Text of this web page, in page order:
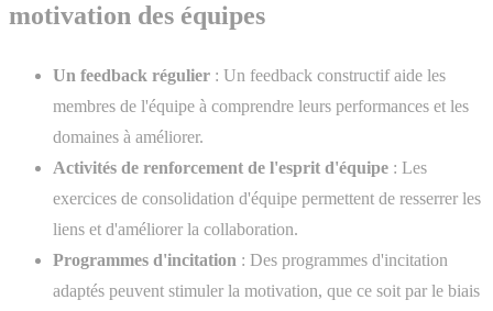
motivation des équipes
Un feedback régulier : Un feedback constructif aide les
membres de l'équipe à comprendre leurs performances et les
domaines à améliorer.
Activités de renforcement de l'esprit d'équipe : Les
exercices de consolidation d'équipe permettent de resserrer les
liens et d'améliorer la collaboration.
Programmes d'incitation : Des programmes d'incitation
adaptés peuvent stimuler la motivation, que ce soit par le biais